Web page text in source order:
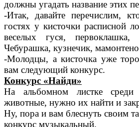
должны угадать название этих
-Итак, давайте перечислим,
гостях у кисточки расписной
веселых гуся,
Чебурашка, кузнечик,
-Молодцы, а кисточка уже
вам следующий конкурс.
Конкурс «Найди»
На альбомном листке среди
животные, нужно их найти и
Ну, пора и вам блеснуть своим
конкурс музыкальный.